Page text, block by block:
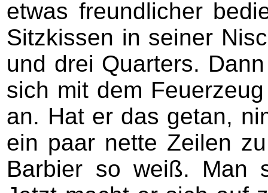
etwas freundlicher
Sitzkissen in seiner
und drei Quarters.
sich mit dem
an. Hat er das getan,
ein paar nette Zeilen
Barbier so weiß. Man